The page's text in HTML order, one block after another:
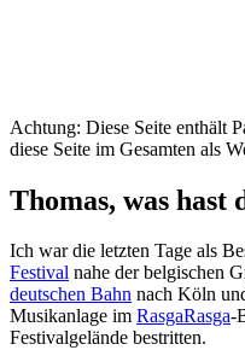
Achtung: Diese Seite enthält
diese Seite im Gesamten als
Thomas, was hast
Ich war die letzten Tage als
Festival nahe der belgischen
deutschen Bahn nach Köln
Musikanlage im RasgaRasga-
Festivalgelände bestritten.